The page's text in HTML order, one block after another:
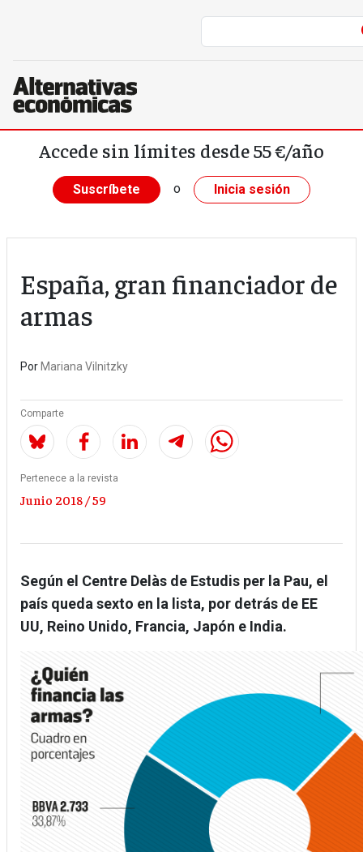
Pasar al contenido principal
Accede sin límites desde 55 €/año
Suscríbete o Inicia sesión
España, gran financiador de
armas
Por Mariana Vilnitzky
Comparte
Pertenece a la revista
Junio 2018 / 59
Según el Centre Delàs de Estudis per la Pau, el
país queda sexto en la lista, por detrás de EE
UU, Reino Unido, Francia, Japón e India.